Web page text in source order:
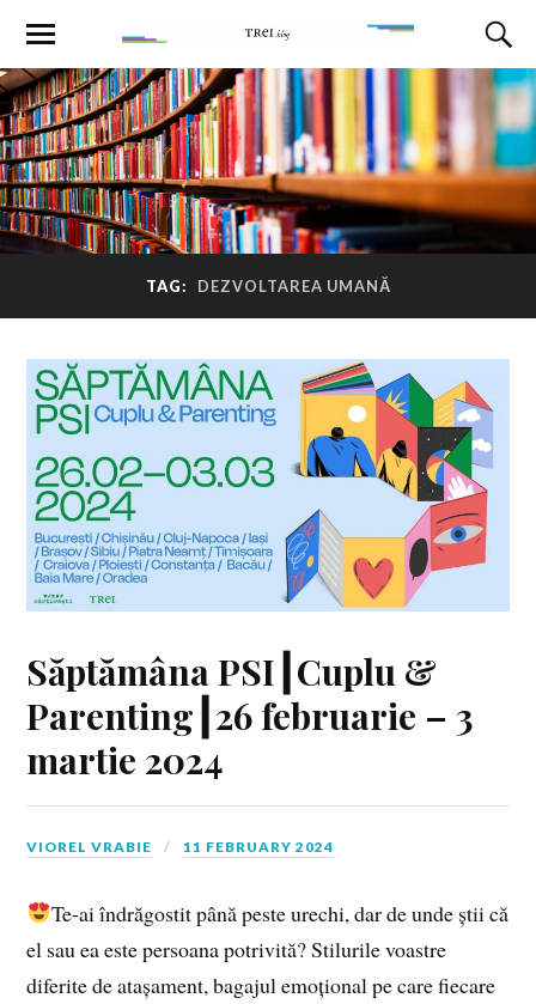
TAG: DEZVOLTAREA UMANĂ
Săptămâna PSI┃Cuplu &
Parenting┃26 februarie – 3
martie 2024
VIOREL VRABIE 11 FEBRUARY 2024
Te-ai îndrăgostit până peste urechi, dar de unde știi că
el sau ea este persoana potrivită? Stilurile voastre
diferite de atașament, bagajul emoțional pe care fiecare